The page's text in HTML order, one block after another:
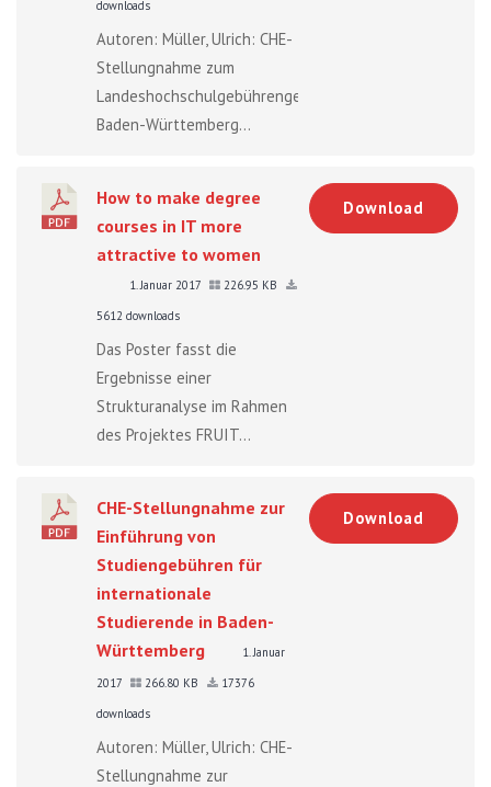
downloads
Autoren: Müller, Ulrich: CHE-
Stellungnahme zum
Landeshochschulgebührengesetz
Baden-Württemberg...
How to make degree
courses in IT more
attractive to women
1. Januar 2017
226.95 KB
5612 downloads
Das Poster fasst die
Ergebnisse einer
Strukturanalyse im Rahmen
des Projektes FRUIT...
Download
CHE-Stellungnahme zur
Einführung von
Studiengebühren für
internationale
Studierende in Baden-
Württemberg
1. Januar
2017
266.80 KB
17376
downloads
Autoren: Müller, Ulrich: CHE-
Stellungnahme zur
Download